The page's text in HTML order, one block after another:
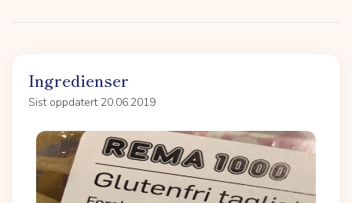
Ingredienser
Sist oppdatert 20.06.2019